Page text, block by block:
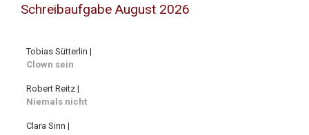
Schreibaufgabe August 2026
Tobias Sütterlin |
Clown sein
Robert Reitz |
Niemals nicht
Clara Sinn |